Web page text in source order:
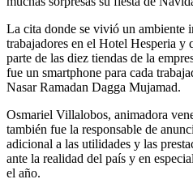
La cita donde se vivió un ambiente
trabajadores en el Hotel Hesperia y
parte de las diez tiendas de la
fue un smartphone para cada
Nasar Ramadan Dagga Mujamad.
Osmariel Villalobos, animadora
también fue la responsable de
adicional a las utilidades y las
ante la realidad del país y en
el año.